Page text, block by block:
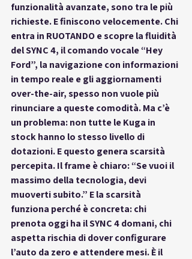
funzionalità avanzate, sono tra le più
richieste. E finiscono velocemente. Chi
entra in RUOTANDO e scopre la fluidità
del SYNC 4, il comando vocale “Hey
Ford”, la navigazione con informazioni
in tempo reale e gli aggiornamenti
over-the-air, spesso non vuole più
rinunciare a queste comodità. Ma c’è
un problema: non tutte le Kuga in
stock hanno lo stesso livello di
dotazioni. E questo genera scarsità
percepita. Il frame è chiaro: “Se vuoi il
massimo della tecnologia, devi
muoverti subito.” E la scarsità
funziona perché è concreta: chi
prenota oggi ha il SYNC 4 domani, chi
aspetta rischia di dover configurare
l’auto da zero e attendere mesi. È il